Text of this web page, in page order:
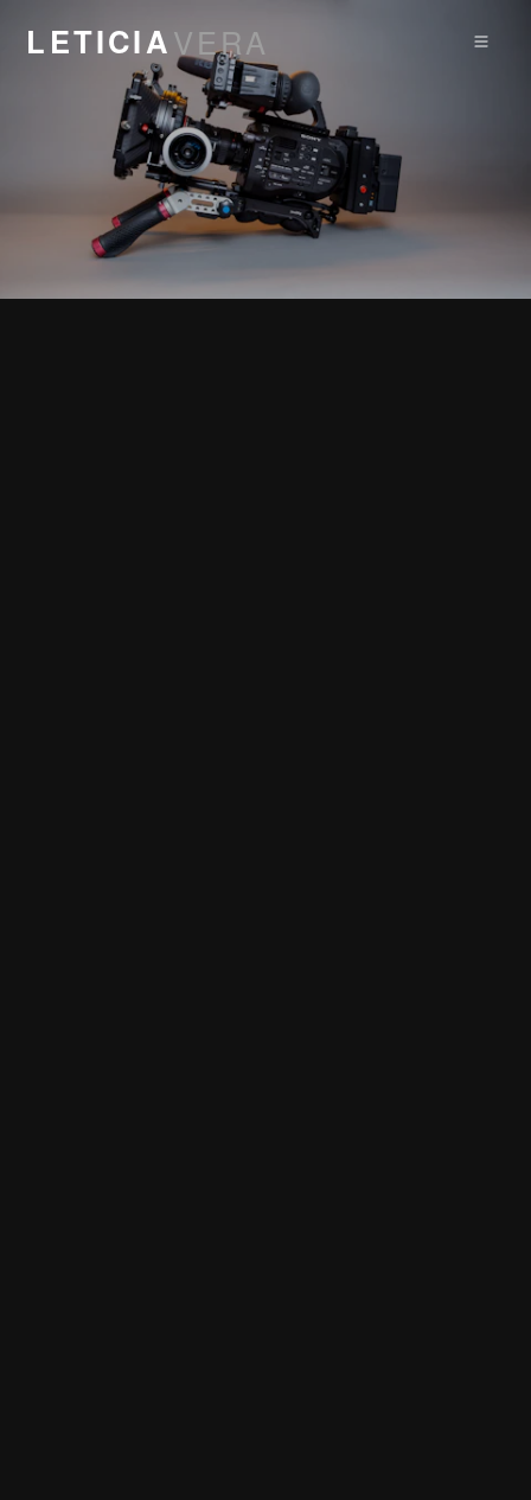
LETICIAVERA